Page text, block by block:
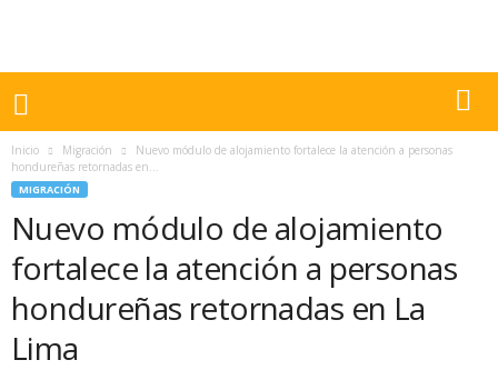
Inicio Migración
Nuevo módulo de alojamiento fortalece la atención a personas
hondureñas retornadas en...
MIGRACIÓN
Nuevo módulo de alojamiento
fortalece la atención a personas
hondureñas retornadas en La
Lima